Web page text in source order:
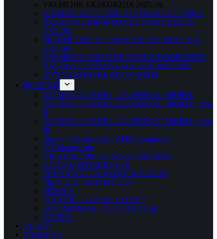
VREMENIK EKSKURZIJA 2025./26.
KRITERIJ ZA OCJENU VLADANJA UČENIKA
RAZREDNE INFORMACIJE ZA RODITELJE
2025./26.
PREDMETNE INFORMACIJE ZA RODITELJE
2025./26.
VREMENIK DODATNE NASTAVE/DOPUNSKE
NASTAVE/ DRŽAVNE MATURE 2025./2026.
IZVANNASTAVNE AKTIVNOSTI
PROJEKTI
ZAJEDNO U DUHU – ZAJEDNO U SPORTU
ZAJEDNO U DUHU – ZAJEDNO U SPORTU, faza
II
ZAJEDNO U DUHU – ZAJEDNO U SPORTU, faza
III
Znanje + Kreativnost = STEM Inspiracija
STEM-anje.com
S RUĐERICOM PO NOVE VJEŠTINE!
DIGITALISED SCHOOLS
LET’S MAKE OUR OWN BUSINESS
MEIN DEUTSCH IST GUT
SEDUCA
CULTURE COVERS VALUES
SUSTAINABLE FOOD CULTURE
UNITED
VIJESTI
ZADRUGA